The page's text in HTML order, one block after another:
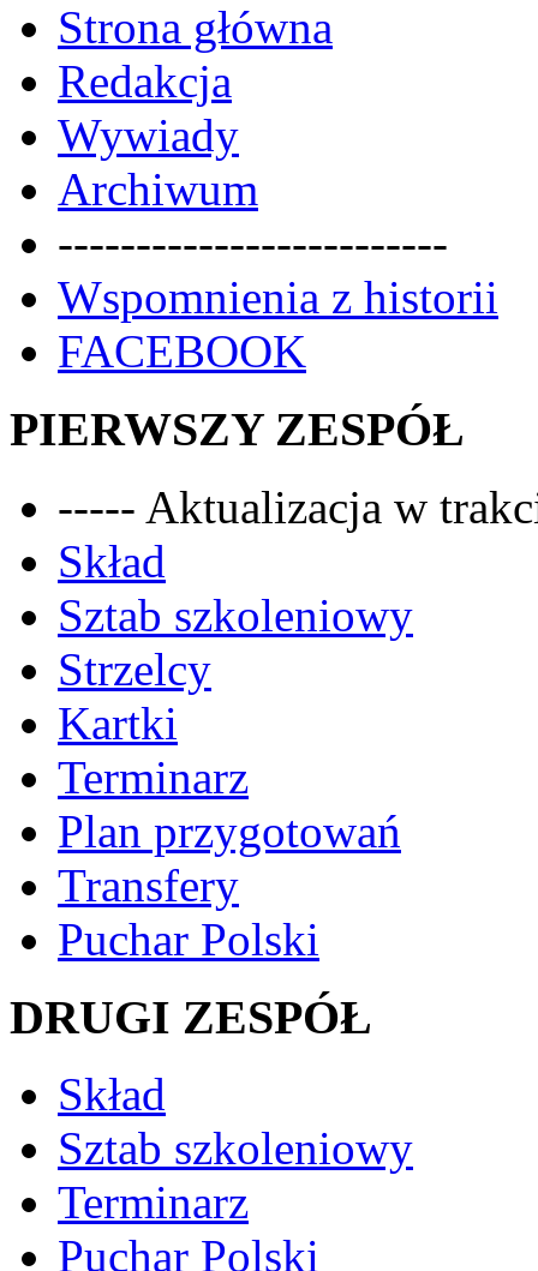
Strona główna
Redakcja
Wywiady
Archiwum
-------------------------
Wspomnienia z historii
FACEBOOK
PIERWSZY ZESPÓŁ
----- Aktualizacja w
Skład
Sztab szkoleniowy
Strzelcy
Kartki
Terminarz
Plan przygotowań
Transfery
Puchar Polski
DRUGI ZESPÓŁ
Skład
Sztab szkoleniowy
Terminarz
Puchar Polski